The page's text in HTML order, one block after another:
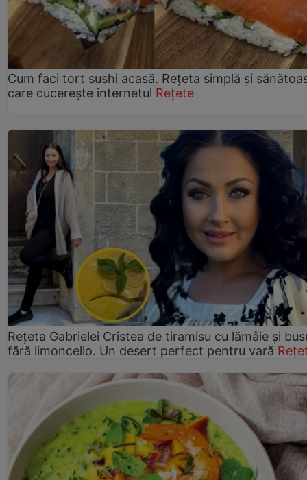
Cum faci tort sushi acasă. Rețeta simplă și
care cucerește internetul Rețete
Rețeta Gabrielei Cristea de tiramisu cu lămâie și
fără limoncello. Un desert perfect pentru vară